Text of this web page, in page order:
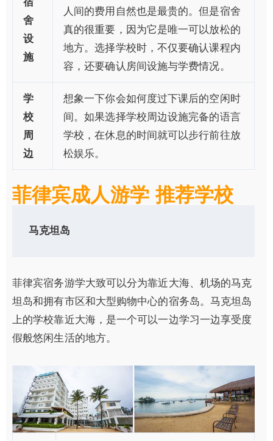
舍
设
施
人间的费用自然也是最贵的。但是宿舍
真的很重要，因为它是唯一可以放松的
地方。选择学校时，不仅要确认课程内
容，还要确认房间设施与学费情况。
学
校
周
边
想象一下你会如何度过下课后的空闲时
间。如果选择学校周边设施完备的语言
学校，在休息的时间就可以步行前往放
松娱乐。
菲律宾成人游学 推荐学校
马克坦岛
菲律宾宿务游学大致可以分为靠近大海、机场的马克
坦岛和拥有市区和大型购物中心的宿务岛。马克坦岛
上的学校靠近大海，是一个可以一边学习一边享受度
假般悠闲生活的地方。